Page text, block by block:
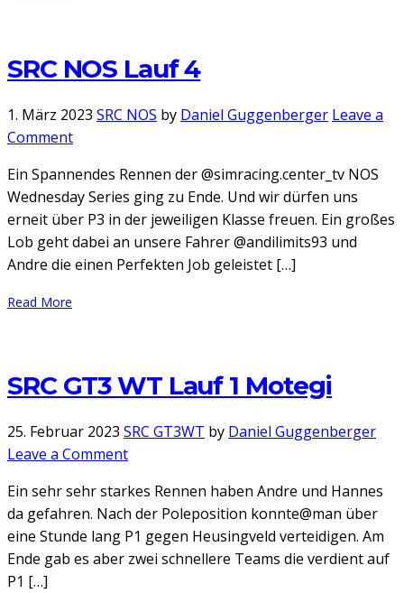
SRC NOS Lauf 4
1. März 2023 SRC NOS by Daniel Guggenberger Leave a
Commenton
NOS
Lauf
4
Ein Spannendes Rennen der @simracing.center_tv NOS
Wednesday Series ging zu Ende. Und wir dürfen uns
erneit über P3 in der jeweiligen Klasse freuen. Ein großes
Lob geht dabei an unsere Fahrer @andilimits93 und
Andre die einen Perfekten Job geleistet […]
Read More
SRC GT3 WT Lauf 1 Motegi
25. Februar 2023 SRC GT3WT by Daniel Guggenberger
Leave a Commenton
GT3
WT
Lauf
1
Ein sehr sehr starkes Rennen haben Andre und Hannes
da gefahren. Nach der Poleposition konnte@man über
eine Stunde lang P1 gegen Heusingveld verteidigen. Am
Ende gab es aber zwei schnellere Teams die verdient auf
P1 […]